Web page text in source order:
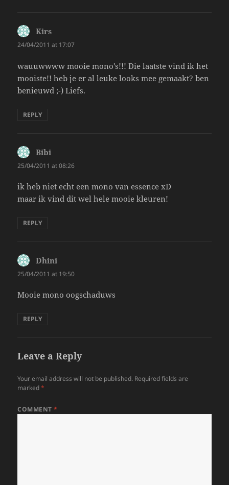
Kirs
24/04/2011 at 17:07
wauuwwww mooie mono's!!! Die laatste vind ik het
mooiste!! heb je er al leuke looks mee gemaakt? ben
benieuwd ;-) Liefs.
REPLY
Bibi
25/04/2011 at 08:26
ik heb niet echt een mono van essence xD
maar ik vind dit wel hele mooie kleuren!
REPLY
Dhini
25/04/2011 at 19:50
Mooie mono oogschaduws
REPLY
Leave a Reply
Your email address will not be published. Required fields are
marked*
COMMENT*